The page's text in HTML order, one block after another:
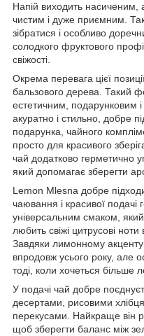
Напій виходить
чистим і дуже приємним.
зібратися і особливо
солодкого фруктового
свіжості.
Окрема перевага цієї
бальзового дерева. Такий
естетичним, подарунковим
акуратно і стильно, добре
подарунка, чайного
просто для красивого
чай додатково герметично
який допомагає зберегти
Lemon Mlesna добре
чаювання і красивої подачі
універсальним смаком,
любить свіжі цитрусові
Завдяки лимонному
впродовж усього року, але
тоді, коли хочеться більше
У подачі чай добре
десертами, рисовими
перекусами. Найкраще він
щоб зберегти баланс між